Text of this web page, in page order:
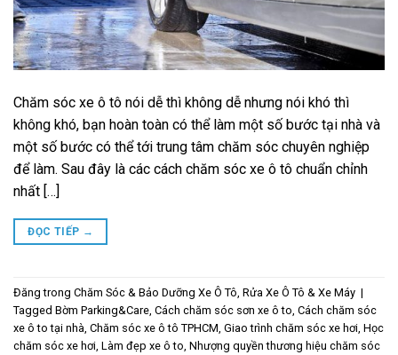
Chăm sóc xe ô tô nói dễ thì không dễ nhưng nói khó thì
không khó, bạn hoàn toàn có thể làm một số bước tại nhà và
một số bước có thể tới trung tâm chăm sóc chuyên nghiệp
để làm. Sau đây là các cách chăm sóc xe ô tô chuẩn chỉnh
nhất […]
ĐỌC TIẾP →
Đăng trong Chăm Sóc & Bảo Dưỡng Xe Ô Tô Rửa Xe Ô Tô & Xe Máy |
Tagged Bờm Parking&Care Cách chăm sóc sơn xe ô to Cách chăm sóc
xe ô to tại nhà Chăm sóc xe ô tô TPHCM Giao trình chăm sóc xe hơi Học
chăm sóc xe hơi Làm đẹp xe ô to Nhượng quyền thương hiệu chăm sóc